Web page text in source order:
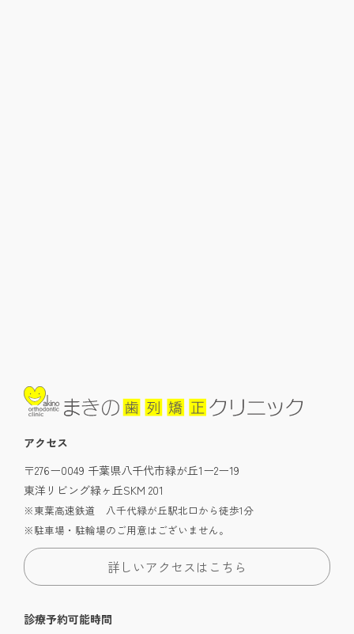
アクセス
〒276ー0049 千葉県八千代市緑が丘1ー2ー19
東洋リビング緑ヶ丘SKM 201
※東葉高速鉄道 八千代緑が丘駅北口から徒歩1分
※駐車場・駐輪場のご用意はございません。
詳しいアクセスはこちら
診療予約可能時間